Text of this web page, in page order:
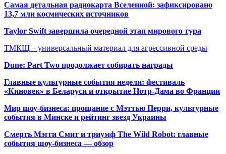
Самая детальная радиокарта Вселенной: зафиксировано
13,7 млн космических источников
Taylor Swift завершила очередной этап мирового тура
ТМКЩ – универсальный материал для агрессивной среды
Dune: Part Two продолжает собирать награды
Главные культурные события недели: фестиваль
«Киновек» в Беларуси и открытие Нотр-Дама во Франции
Мир шоу-бизнеса: прощание с Мэттью Перри, культурные
события в Минске и рейтинг звезд Украины
Смерть Мэгги Смит и триумф The Wild Robot: главные
события шоу-бизнеса — обзор